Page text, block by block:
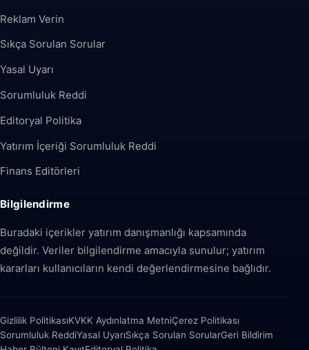
Reklam Verin
Sıkça Sorulan Sorular
Yasal Uyarı
Sorumluluk Reddi
Editoryal Politika
Yatırım İçeriği Sorumluluk Reddi
Finans Editörleri
Bilgilendirme
Buradaki içerikler yatırım danışmanlığı kapsamında
değildir. Veriler bilgilendirme amacıyla sunulur; yatırım
kararları kullanıcıların kendi değerlendirmesine bağlıdır.
Gizlilik PolitikasıKVKK Aydınlatma MetniÇerez Politikası
Sorumluluk ReddiYasal UyarıSıkça Sorulan SorularGeri Bildirim